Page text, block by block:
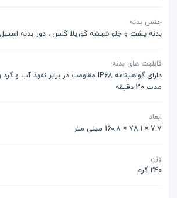
جنس بدنه
بدنه پشت و جلو شیشه گوریلا گلس ، دور بدنه
قابلیت های بدنه
مدت 30 دقیقه
ابعاد
7.7 × 78.1 × 160.8 میلی متر
وزن
240 گرم